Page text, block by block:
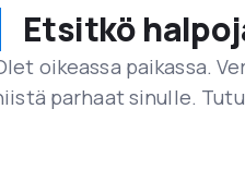
Etsitkö
oikeassa paikassa.
parhaat sinulle.